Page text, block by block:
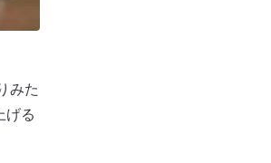
みた
げる